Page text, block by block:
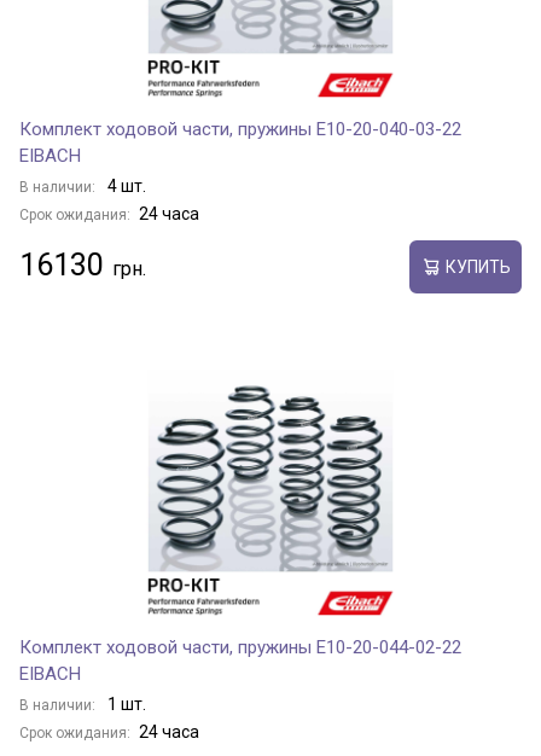
Комплект ходовой части, пружины E10-20-040-03-22
EIBACH
В наличии: 4 шт.
Срок ожидания: 24 часа
16130 КУПИТЬ
Комплект ходовой части, пружины E10-20-044-02-22
EIBACH
В наличии: 1 шт.
Срок ожидания: 24 часа